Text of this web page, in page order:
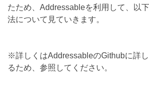
たため、Addressableを利用して、以
法について見ていきます。
※詳しくはAddressableのGithubに詳
るため、参照してください。